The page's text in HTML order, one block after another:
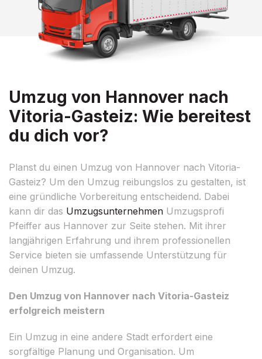
Umzug von Hannover nach
Vitoria-Gasteiz: Wie bereitest
du dich vor?
Planst du einen Umzug von Hannover nach Vitoria-
Gasteiz? Um den Umzug reibungslos zu gestalten, ist
eine gründliche Vorbereitung entscheidend. Dabei
kann dir das Umzugsunternehmen Umzugsprofi
Pfeiffer aus Hannover zur Seite stehen. Mit ihrer
langjährigen Erfahrung und ihrem professionellen
Service bieten sie umfassende Unterstützung für
deinen Umzug.
Den Umzug von Hannover nach Vitoria-Gasteiz
erfolgreich meistern
Ein Umzug in eine andere Stadt erfordert eine
sorgfältige Planung und Organisation. Um